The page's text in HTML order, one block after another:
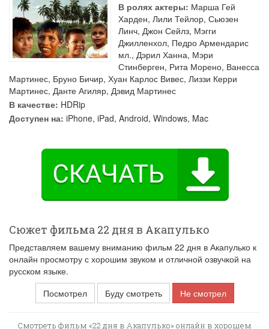
В ролях актеры: Марша Гей
Харден, Лили Тейлор, Сьюзен
Линч, Джон Сейлз, Мэгги
Джилленхол, Педро Армендарис
мл., Дэрил Ханна, Мэри
Стинберген, Рита Морено, Ванесса
Мартинес, Бруно Бичир, Хуан Карлос Вивес, Лиззи Керри
Мартинес, Данте Агиляр, Дэвид Мартинес
В качестве: HDRip
Доступен на: iPhone, iPad, Android, Windows, Mac
Сюжет фильма 22 дня в Акапулько
Представляем вашему вниманию фильм 22 дня в Акапулько к
онлайн просмотру с хорошим звуком и отличной озвучкой на
русском языке.
Посмотрел
Буду смотреть Не смотрел
Смотреть фильм «22 дня в Акапулько» онлайн в хорошем